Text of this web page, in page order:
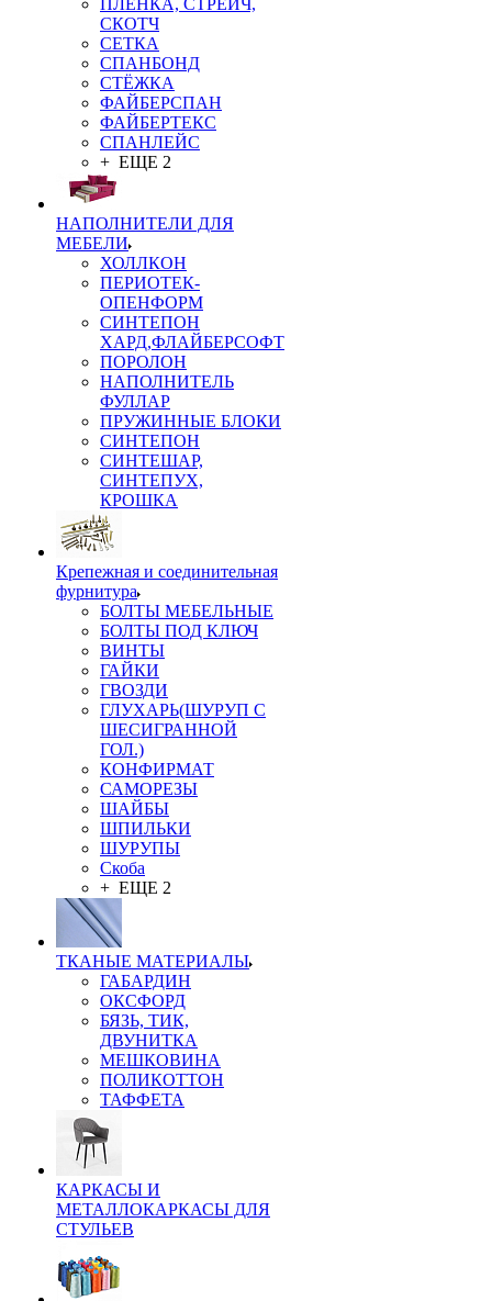
ПЛЁНКА, СТРЕЙЧ,
СКОТЧ
СЕТКА
СПАНБОНД
СТЁЖКА
ФАЙБЕРСПАН
ФАЙБЕРТЕКС
СПАНЛЕЙС
+ ЕЩЕ 2
НАПОЛНИТЕЛИ ДЛЯ
МЕБЕЛИ
ХОЛЛКОН
ПЕРИОТЕК-
ОПЕНФОРМ
СИНТЕПОН
ХАРД,ФЛАЙБЕРСОФТ
ПОРОЛОН
НАПОЛНИТЕЛЬ
ФУЛЛАР
ПРУЖИННЫЕ БЛОКИ
СИНТЕПОН
СИНТЕШАР,
СИНТЕПУХ,
КРОШКА
Крепежная и соединительная
фурнитура
БОЛТЫ МЕБЕЛЬНЫЕ
БОЛТЫ ПОД КЛЮЧ
ВИНТЫ
ГАЙКИ
ГВОЗДИ
ГЛУХАРЬ(ШУРУП С
ШЕСИГРАННОЙ
ГОЛ.)
КОНФИРМАТ
САМОРЕЗЫ
ШАЙБЫ
ШПИЛЬКИ
ШУРУПЫ
Скоба
+ ЕЩЕ 2
ТКАНЫЕ МАТЕРИАЛЫ
ГАБАРДИН
ОКСФОРД
БЯЗЬ, ТИК,
ДВУНИТКА
МЕШКОВИНА
ПОЛИКОТТОН
ТАФФЕТА
КАРКАСЫ И
МЕТАЛЛОКАРКАСЫ ДЛЯ
СТУЛЬЕВ